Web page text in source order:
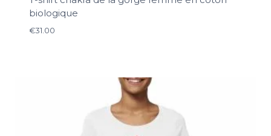
biologique
€31.00